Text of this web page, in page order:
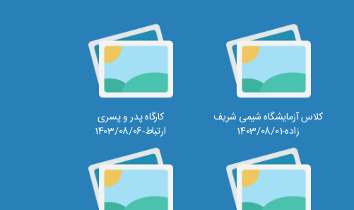
کلاس آزمایشگاه شیمی شریف
زاده-1403/08/01
کارگاه پدر و پسری
ارتباط-1403/08/06